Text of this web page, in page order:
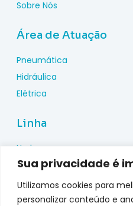
Sua privacidade é
Utilizamos cookies para
personalizar conteúdo e
Sobre Nós
Área de Atuação
Pneumática
Hidráulica
Elétrica
Linha
Hydac
Wika
Pepperl Fuchs
Metal Work